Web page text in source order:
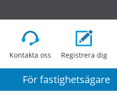
å
Kontakta oss Registrera dig
För fastighetsägare